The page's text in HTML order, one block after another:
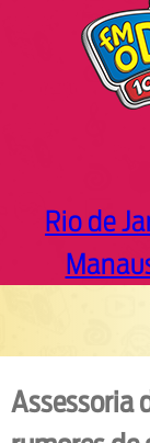
Rio de
Assessoria